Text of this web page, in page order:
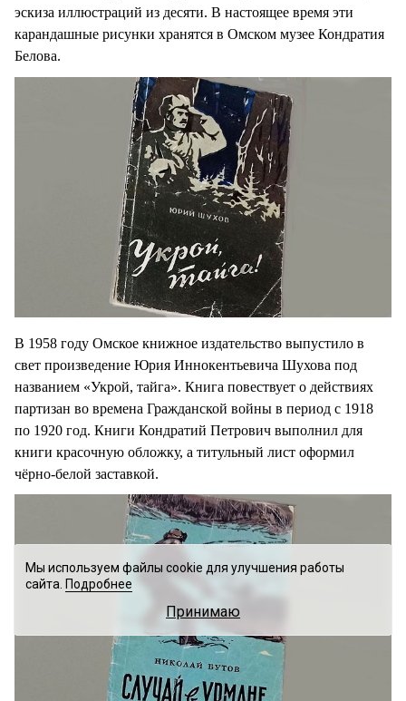
эскиза иллюстраций из десяти. В настоящее время эти
карандашные рисунки хранятся в Омском музее Кондратия
Белова.
В 1958 году Омское книжное издательство выпустило в
свет произведение Юрия Иннокентьевича Шухова под
названием «Укрой, тайга». Книга повествует о действиях
партизан во времена Гражданской войны в период с 1918
по 1920 год. Книги Кондратий Петрович выполнил для
книги красочную обложку, а титульный лист оформил
чёрно-белой заставкой.
Мы используем файлы cookie для улучшения работы
сайта. Подробнее
Принимаю